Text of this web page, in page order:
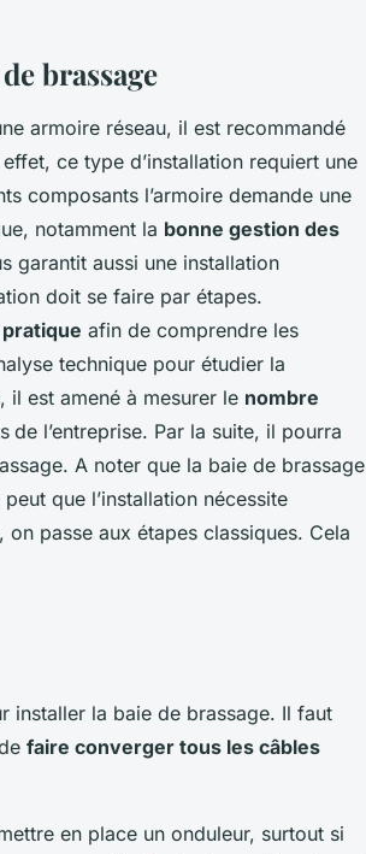
brassage
armoire réseau, il est recommandé
ce type d’installation requiert une
composants l’armoire demande une
notamment la bonne gestion des
garantit aussi une installation
doit se faire par étapes.
afin de comprendre les
technique pour étudier la
il est amené à mesurer le nombre
de l’entreprise. Par la suite, il pourra
A noter que la baie de brassage
que l’installation nécessite
on passe aux étapes classiques. Cela
installer la baie de brassage. Il faut
faire converger tous les câbles
en place un onduleur, surtout si